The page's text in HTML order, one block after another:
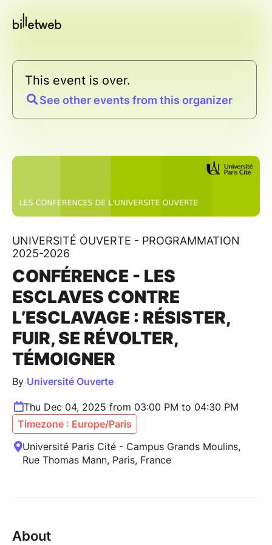
This event is over.
See other events from this organizer
UNIVERSITÉ OUVERTE - PROGRAMMATION
2025-2026
CONFÉRENCE - LES
ESCLAVES CONTRE
L’ESCLAVAGE : RÉSISTER,
FUIR, SE RÉVOLTER,
TÉMOIGNER
By Université Ouverte
Thu Dec 04, 2025 from 03:00 PM to 04:30 PM
Timezone : Europe/Paris
Université Paris Cité - Campus Grands Moulins,
Rue Thomas Mann, Paris, France
About